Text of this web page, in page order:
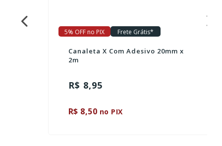
5% OFF no PIX Frete Grátis*
Canaleta X Com Adesivo 20mm x
2m
R$ 8,95
R$ 8,50 no PIX